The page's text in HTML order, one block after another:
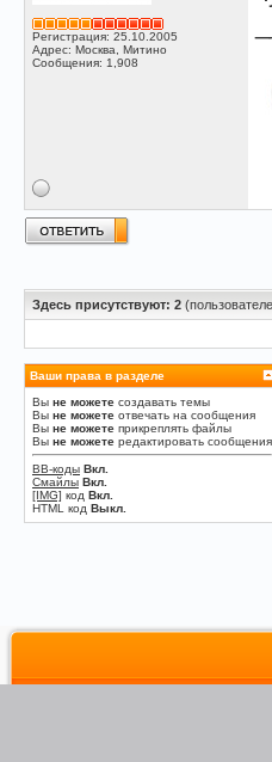
Регистрация: 25.10.2005
Адрес: Москва, Митино
Сообщения: 1,908
Здесь присутствуют: 2
Ваши права в разделе
Вы не можете создавать темы
Вы не можете отвечать на сообщения
Вы не можете прикреплять файлы
Вы не можете редактировать сообщения
BB-коды Вкл.
Смайлы Вкл.
[IMG] код Вкл.
HTML код Выкл.